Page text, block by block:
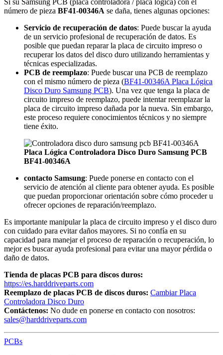
Si su Samsung PCB (placa controladora / placa lógica) con el
número de pieza BF41-00346A se daña, tienes algunas opciones:
Servicio de recuperación de datos: Puede buscar la ayuda
de un servicio profesional de recuperación de datos. Es
posible que puedan reparar la placa de circuito impreso o
recuperar los datos del disco duro utilizando herramientas y
técnicas especializadas.
PCB de reemplazo: Puede buscar una PCB de reemplazo
con el mismo número de pieza (BF41-00346A Placa Lógica
Disco Duro Samsung PCB). Una vez que tenga la placa de
circuito impreso de reemplazo, puede intentar reemplazar la
placa de circuito impreso dañada por la nueva. Sin embargo,
este proceso requiere conocimientos técnicos y no siempre
tiene éxito.
Placa Lógica Controladora Disco Duro Samsung PCB
BF41-00346A
contacto Samsung: Puede ponerse en contacto con el
servicio de atención al cliente para obtener ayuda. Es posible
que puedan proporcionar orientación sobre cómo proceder u
ofrecer opciones de reparación/reemplazo.
Es importante manipular la placa de circuito impreso y el disco duro
con cuidado para evitar daños mayores. Si no confía en su
capacidad para manejar el proceso de reparación o recuperación, lo
mejor es buscar ayuda profesional para evitar una mayor pérdida o
daño de datos.
Tienda de placas PCB para discos duros:
https://es.harddriveparts.com
Reemplazo de placas PCB de discos duros: Cambiar Placa
Controladora Disco Duro
Contáctenos: No dude en ponerse en contacto con nosotros:
sales@harddriveparts.com
PCBs